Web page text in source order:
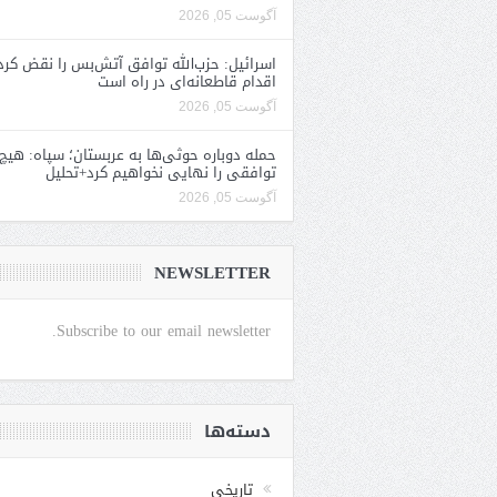
آگوست 05, 2026
اسرائیل: حزب‌الله توافق آتش‌بس را نقض
اقدام قاطعانه‌ای در راه است
آگوست 05, 2026
حمله دوباره حوثی‌ها به عربستان؛ سپاه: هیچ
توافقی را نهایی نخواهیم کرد+تحلیل
آگوست 05, 2026
NEWSLETTER
Subscribe to our email newsletter.
دسته‌ها
تاریخی